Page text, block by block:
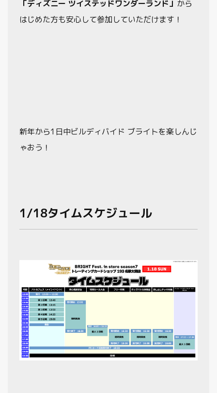
「ディズニー ツイステッドワンダーランド」 から
はじめた方も安心して参加していただけます！
新年から1日中ビルディバイド ブライトを楽しんじ
ゃおう！
1/18タイムスケジュール